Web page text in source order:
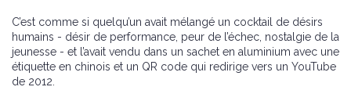
C’est comme si quelqu’un avait mélangé un cocktail de désirs
humains - désir de performance, peur de l’échec, nostalgie de la
jeunesse - et l’avait vendu dans un sachet en aluminium avec une
étiquette en chinois et un QR code qui redirige vers un YouTube
de 2012.